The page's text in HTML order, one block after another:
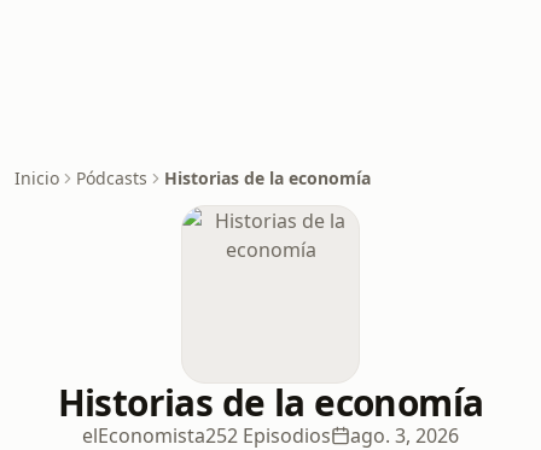
Inicio Pódcasts Historias de la economía
Historias de la economía
elEconomista252 Episodios ago. 3, 2026